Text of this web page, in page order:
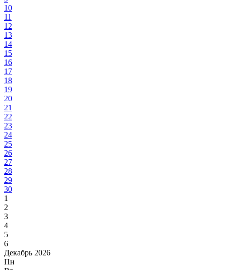
10
11
12
13
14
15
16
17
18
19
20
21
22
23
24
25
26
27
28
29
30
1
2
3
4
5
6
Декабрь 2026
Пн